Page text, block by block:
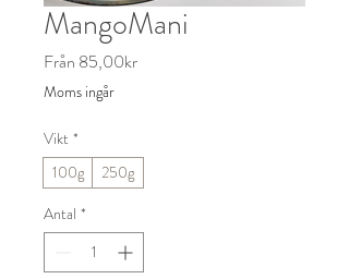
MangoMani
Från 85,00krReapris
Moms ingår
Vikt *
100g
250g
Antal *